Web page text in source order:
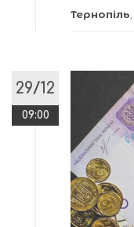
Тернопіль
29/12
09:00